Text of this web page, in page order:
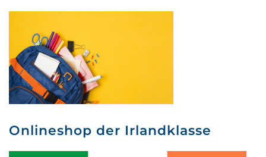
Onlineshop der Irlandklasse